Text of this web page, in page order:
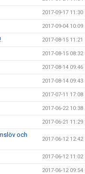
2017-09-17 11:30
2017-09-04 10:09
2017-08-15 11:21
2017-08-15 08:32
2017-08-14 09:46
2017-08-14 09:43
2017-07-11 17:08
2017-06-22 10:38
2017-06-21 11:29
och
2017-06-12 12:42
2017-06-12 11:02
2017-06-12 09:54